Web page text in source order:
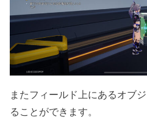
またフィールド上にあるオブ
ることができます。